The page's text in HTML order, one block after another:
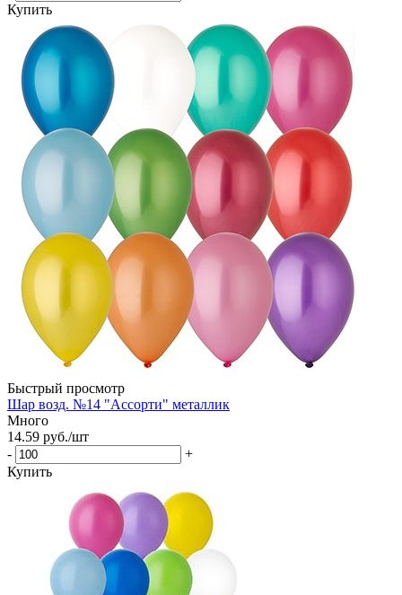
Купить
Быстрый просмотр
Шар возд. №14 "Ассорти" металлик
Много
14.59 руб./шт
-
+
Купить